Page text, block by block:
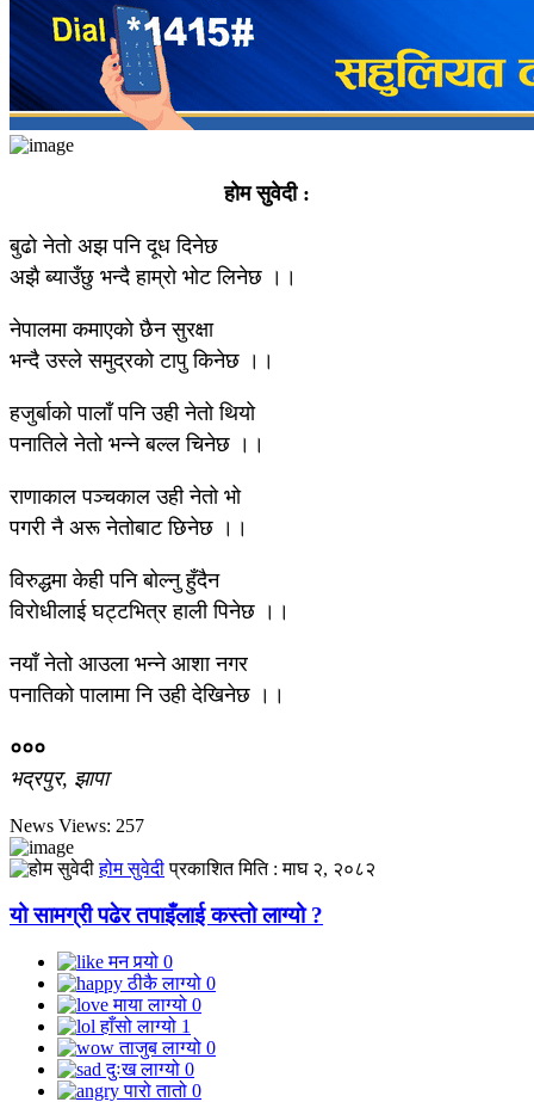
हाेम सुवेदी :
बुढाे नेताे अझ पनि दूध दिनेछ
अझै ब्याउँछु भन्दै हाम्राे भोट लिनेछ ।।
नेपालमा कमाएकाे छैन सुरक्षा
भन्दै उस्ले समुद्रकाे टापु किनेछ ।।
हजुर्बाकाे पालाँ पनि उही नेतो थियो
पनातिले नेतो भन्ने बल्ल चिनेछ ।।
राणाकाल पञ्चकाल उही नेतो भो
पगरी नै अरू नेतोबाट छिनेछ ।।
विरुद्धमा केही पनि बोल्नु हुँदैन
विराेधीलाई घट्टभित्र हाली पिनेछ ।।
नयाँ नेतो आउला भन्ने आशा नगर
पनातिको पालामा नि उही देखिनेछ ।।
०००
भद्रपुर, झापा
News Views: 257
होम सुवेदी प्रकाशित मिति :माघ २, २०८२
यो सामग्री पढेर तपाइँलाई कस्तो लाग्यो ?
मन पर्‍यो 0
ठीकै लाग्यो 0
माया लाग्यो 0
हाँसो लाग्यो 1
ताजुब लाग्यो 0
दुःख लाग्यो 0
पारो तातो 0